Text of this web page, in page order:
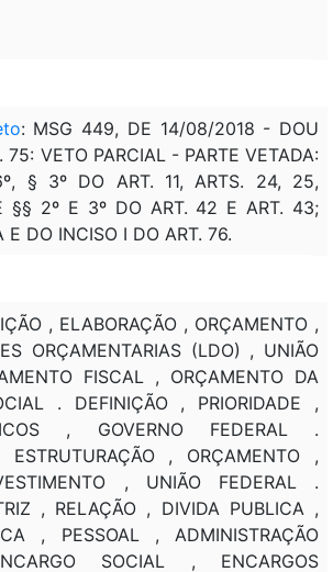
: MSG 449, DE 14/08/2018 - DOU
VETO PARCIAL - PARTE VETADA:
§ 3º DO ART. 11, ARTS. 24, 25,
§§ 2º E 3º DO ART. 42 E ART. 43;
E DO INCISO I DO ART. 76.
, ELABORAÇÃO , ORÇAMENTO ,
ORÇAMENTARIAS (LDO) , UNIÃO
FISCAL , ORÇAMENTO DA
. DEFINIÇÃO , PRIORIDADE ,
, GOVERNO FEDERAL .
ESTRUTURAÇÃO , ORÇAMENTO ,
, UNIÃO FEDERAL .
, RELAÇÃO , DIVIDA PUBLICA ,
, PESSOAL , ADMINISTRAÇÃO
SOCIAL , ENCARGOS